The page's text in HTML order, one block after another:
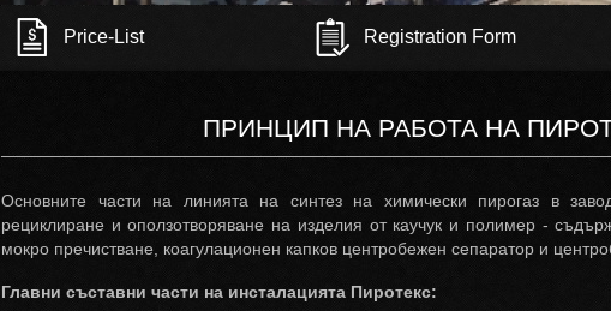
Mini Oil Refinery GRIZOX-50
Recycling and utilization of
plastic wastes
Price-List Registration Form
ПРИНЦИП НА РАБОТА НА
Основните части на линията на синтез на химически пирогаз в
рециклиране и оползотворяване на изделия от каучук и полимер -
мокро пречистване, коагулационен капков центробежен сепаратор и
Главни съставни части на инсталацията Пиротекс: